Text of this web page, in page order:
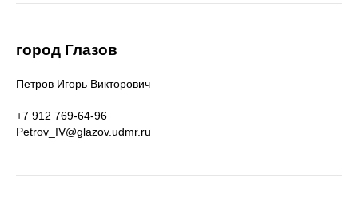
город Глазов
Петров Игорь Викторович
+7 912 769-64-96
Petrov_IV@glazov.udmr.ru